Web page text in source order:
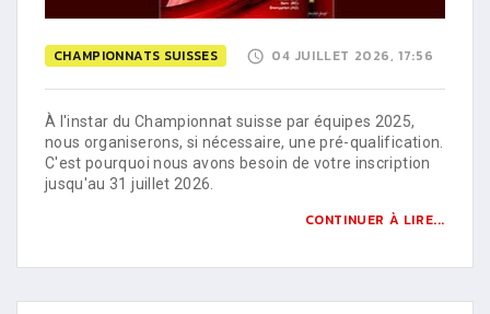
CHAMPIONNATS SUISSES 04 JUILLET 2026, 17:56
À l'instar du Championnat suisse par équipes 2025,
nous organiserons, si nécessaire, une pré-qualification.
C'est pourquoi nous avons besoin de votre inscription
jusqu'au 31 juillet 2026.
CONTINUER À LIRE...